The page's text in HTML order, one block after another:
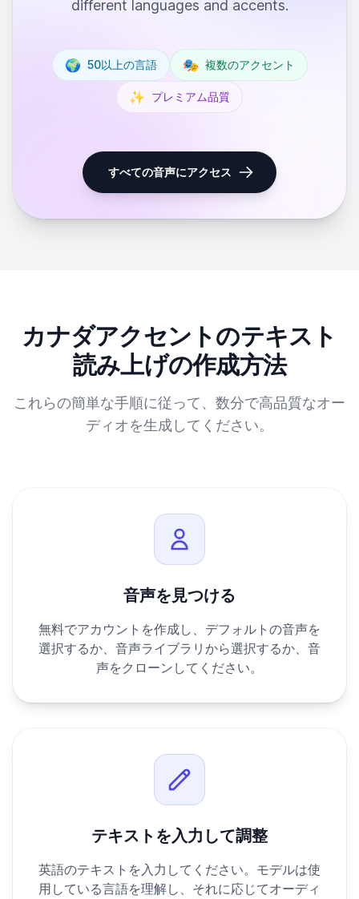
different languages and accents.
🌍 50以上の言語 🎭 複数のアクセント
✨ プレミアム品質
すべての音声にアクセス
カナダアクセントのテキスト
読み上げの作成方法
これらの簡単な手順に従って、数分で高品質なオー
ディオを生成してください。
音声を見つける
無料でアカウントを作成し、デフォルトの音声を
選択するか、音声ライブラリから選択するか、音
声をクローンしてください。
テキストを入力して調整
英語のテキストを入力してください。モデルは使
用している言語を理解し、それに応じてオーディ